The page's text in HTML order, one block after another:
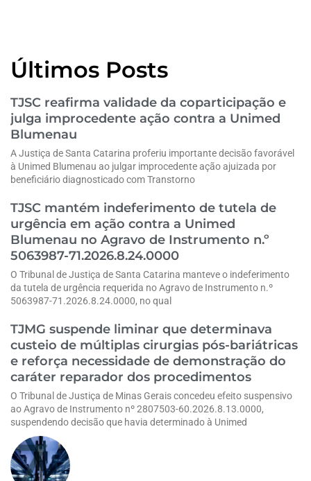
Últimos Posts
TJSC reafirma validade da coparticipação e
julga improcedente ação contra a Unimed
Blumenau
A Justiça de Santa Catarina proferiu importante decisão favorável
à Unimed Blumenau ao julgar improcedente ação ajuizada por
beneficiário diagnosticado com Transtorno
TJSC mantém indeferimento de tutela de
urgência em ação contra a Unimed
Blumenau no Agravo de Instrumento n.º
5063987-71.2026.8.24.0000
O Tribunal de Justiça de Santa Catarina manteve o indeferimento
da tutela de urgência requerida no Agravo de Instrumento n.º
5063987-71.2026.8.24.0000, no qual
TJMG suspende liminar que determinava
custeio de múltiplas cirurgias pós-bariátricas
e reforça necessidade de demonstração do
caráter reparador dos procedimentos
O Tribunal de Justiça de Minas Gerais concedeu efeito suspensivo
ao Agravo de Instrumento nº 2807503-60.2026.8.13.0000,
suspendendo decisão que havia determinado à Unimed